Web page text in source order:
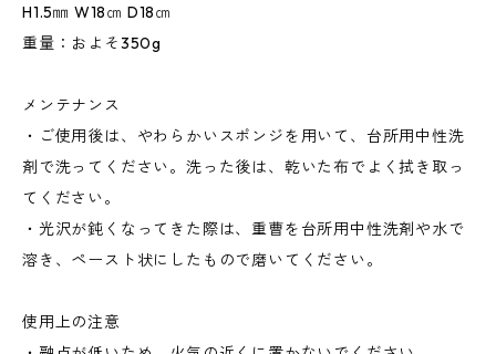
H1.5㎜ W18㎝ D18㎝
重量：およそ350g
メンテナンス
・ご使用後は、やわらかいスポンジを用いて、台所用中性洗
剤で洗ってください。洗った後は、乾いた布でよく拭き取っ
てください。
・光沢が鈍くなってきた際は、重曹を台所用中性洗剤や水で
溶き、ペースト状にしたもので磨いてください。
使用上の注意